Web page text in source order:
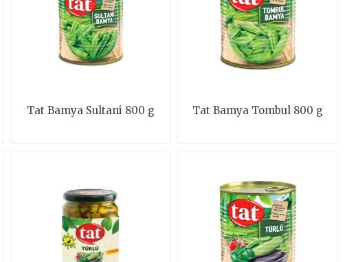
Tat Bamya Sultani 800 g Tat Bamya Tombul 800 g